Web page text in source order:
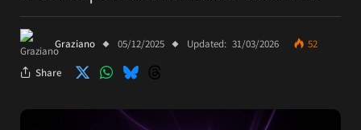
Graziano 05/12/2025 Updated: 31/03/2026 52
Share